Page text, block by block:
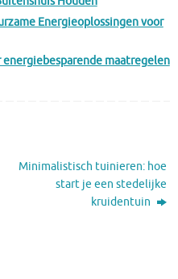
Energieoplossingen voor
maatregelen
Minimalistisch tuinieren: hoe
start je een stedelijke
kruidentuin